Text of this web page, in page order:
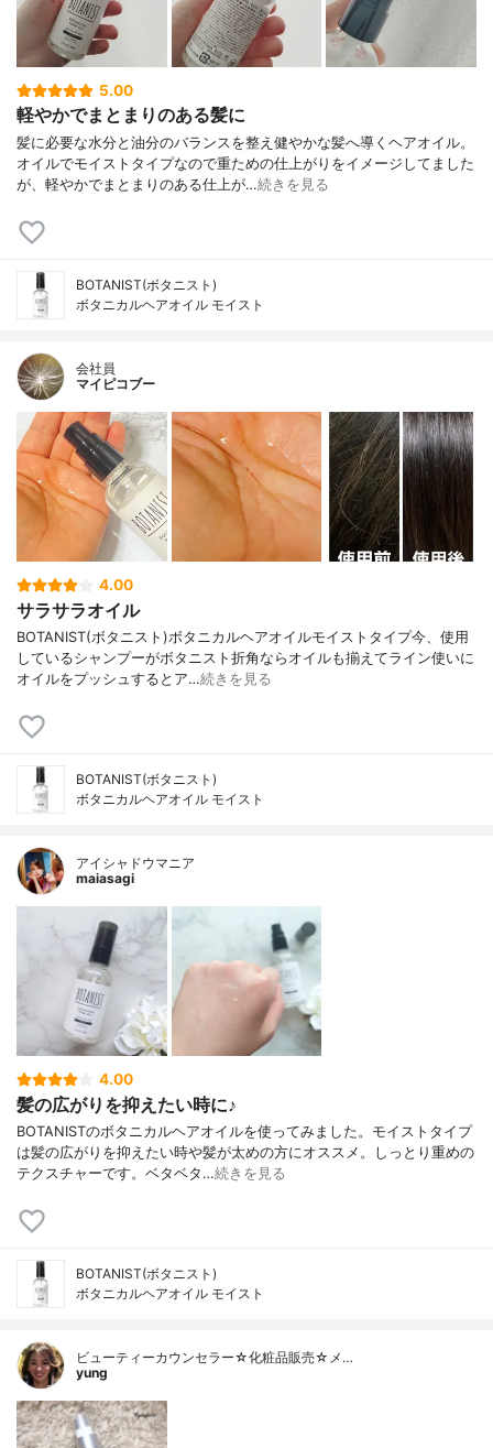
5.00
軽やかでまとまりのある髪に
髪に必要な水分と油分のバランスを整え健やかな髪へ導くヘアオイル。
オイルでモイストタイプなので重ための仕上がりをイメージしてました
が、軽やかでまとまりのある仕上が…続きを見る
BOTANIST(ボタニスト)
ボタニカルヘアオイル モイスト
会社員
マイピコブー
4.00
サラサラオイル
BOTANIST(ボタニスト)ボタニカルヘアオイルモイストタイプ今、使用
しているシャンプーがボタニスト折角ならオイルも揃えてライン使いに
オイルをプッシュするとア…続きを見る
BOTANIST(ボタニスト)
ボタニカルヘアオイル モイスト
アイシャドウマニア
maiasagi
4.00
髪の広がりを抑えたい時に♪
BOTANISTのボタニカルヘアオイルを使ってみました。モイストタイプ
は髪の広がりを抑えたい時や髪が太めの方にオススメ。しっとり重めの
テクスチャーです。ベタベタ…続きを見る
BOTANIST(ボタニスト)
ボタニカルヘアオイル モイスト
ビューティーカウンセラー☆化粧品販売☆メ…
yung